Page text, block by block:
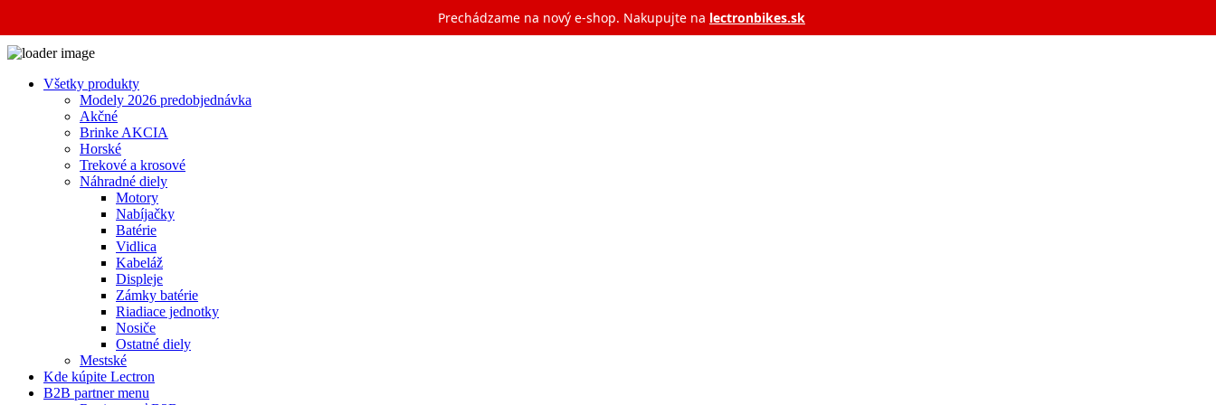
Prechádzame na nový e‑shop. Nakupujte na lectronbikes.sk
Všetky produkty
Modely 2026 predobjednávka
Akčné
Brinke AKCIA
Horské
Trekové a krosové
Náhradné diely
Motory
Nabíjačky
Batérie
Vidlica
Kabeláž
Displeje
Zámky batérie
Riadiace jednotky
Nosiče
Ostatné diely
Mestské
Kde kúpite Lectron
B2B partner menu